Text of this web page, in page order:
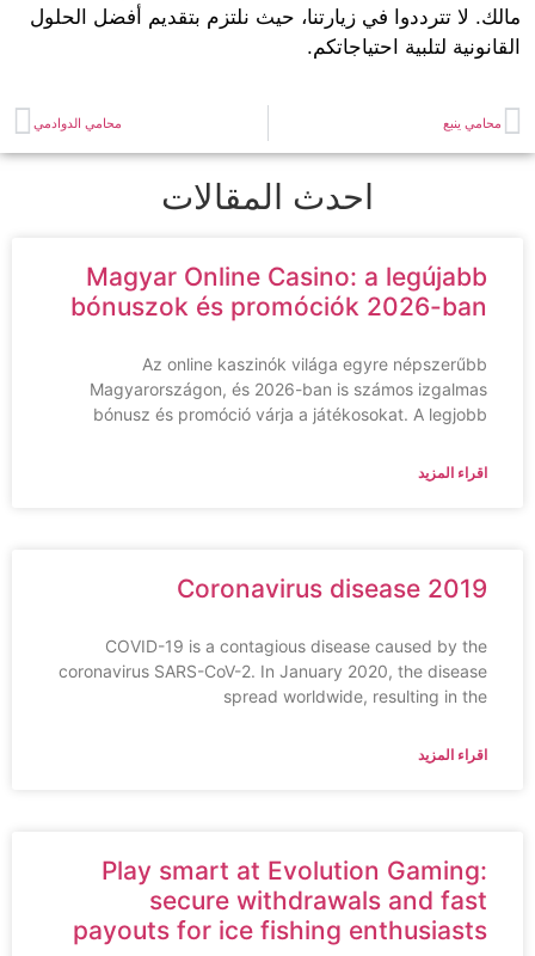
لا تترددوا في زيارتنا، حيث نلتزم بتقديم أفضل الحلول
لتلبية احتياجاتكم.
ينبع محامي الدوادمي
احدث المقالات
Magyar Online Casino: a legújabb
bónuszok és promóciók 2026-ban
Az online kaszinók világa egyre népszerűbb
Magyarországon, és 2026-ban is számos izgalmas
bónusz és promóció várja a játékosokat. A legjobb
اقراء المزيد
Coronavirus disease 2019
COVID-19 is a contagious disease caused by the
coronavirus SARS-CoV-2. In January 2020, the disease
spread worldwide, resulting in the
اقراء المزيد
Play smart at Evolution Gaming:
secure withdrawals and fast
payouts for ice fishing enthusiasts